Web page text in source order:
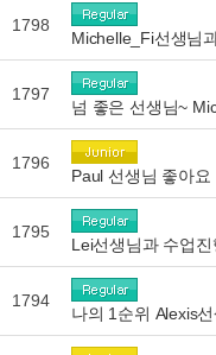
1798
Michelle_Fi선생님
1797
넘 좋은 선생님~
1796
Paul 선생님 좋아요
1795
Lei선생님과 수업
1794
나의 1순위 Alexis선